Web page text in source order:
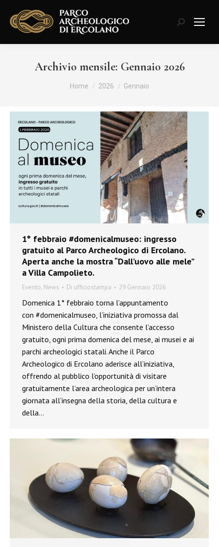
Cerca:
Archivio mensile: Gennaio 2026
Tu sei qui:
Home 2026 Gennaio
1° febbraio #domenicalmuseo: ingresso
gratuito al Parco Archeologico di Ercolano.
Aperta anche la mostra “Dall’uovo alle mele”
a Villa Campolieto.
Evento, News Di ufficiostampa 29 Gennaio 2026
Domenica 1° febbraio torna l’appuntamento
con #domenicalmuseo, l’iniziativa promossa dal
Ministero della Cultura che consente l’accesso
gratuito, ogni prima domenica del mese, ai musei e ai
parchi archeologici statali. Anche il Parco
Archeologico di Ercolano aderisce all’iniziativa,
offrendo al pubblico l’opportunità di visitare
gratuitamente l’area archeologica per un’intera
giornata all’insegna della storia, della cultura e
della…